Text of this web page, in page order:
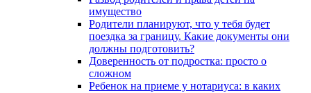
имущество
Родители планируют, что у тебя будет
поездка за границу. Какие документы они
должны подготовить?
Доверенность от подростка: просто о
сложном
Ребенок на приеме у нотариуса: в каких